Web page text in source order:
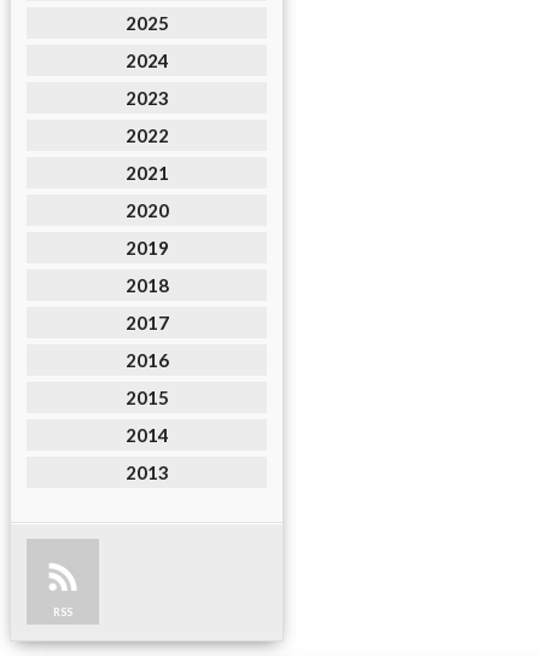
2025
2024
2023
2022
2021
2020
2019
2018
2017
2016
2015
2014
2013
RSS